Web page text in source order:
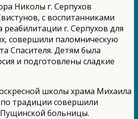
Николы г. Серпухов
с воспитанниками
г. Серпухов для
совершили паломническую
Спасителя. Детям была
и подготовлены сладкие
школы храма Михаила
традиции совершили
больницы.